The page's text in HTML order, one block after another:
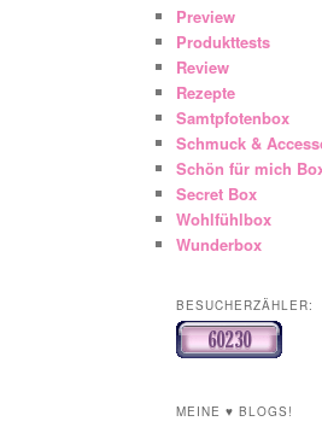
Preview
Produkttests
Review
Rezepte
Samtpfotenbox
Schmuck &
Schön für mich
Secret Box
Wohlfühlbox
Wunderbox
BESUCHERZÄHLER:
MEINE ♥ BLOGS!